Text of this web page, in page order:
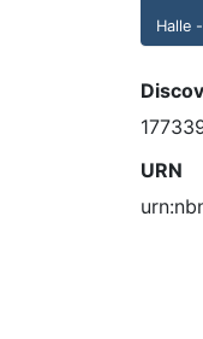
Halle
URN